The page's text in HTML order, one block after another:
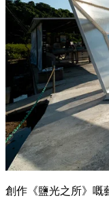
創作《鹽光之所》嘅